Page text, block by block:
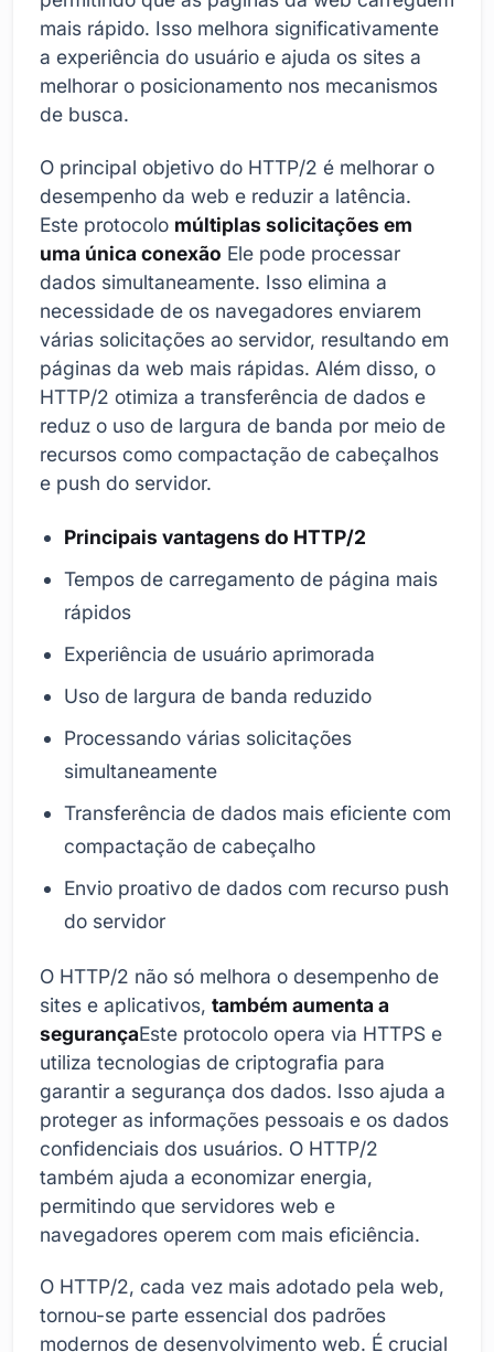
mais rápido. Isso melhora significativamente
a experiência do usuário e ajuda os sites a
melhorar o posicionamento nos mecanismos
de busca.
O principal objetivo do HTTP/2 é melhorar o
desempenho da web e reduzir a latência.
Este protocolo múltiplas solicitações em
uma única conexão Ele pode processar
dados simultaneamente. Isso elimina a
necessidade de os navegadores enviarem
várias solicitações ao servidor, resultando em
páginas da web mais rápidas. Além disso, o
HTTP/2 otimiza a transferência de dados e
reduz o uso de largura de banda por meio de
recursos como compactação de cabeçalhos
e push do servidor.
Principais vantagens do HTTP/2
Tempos de carregamento de página mais
rápidos
Experiência de usuário aprimorada
Uso de largura de banda reduzido
Processando várias solicitações
simultaneamente
Transferência de dados mais eficiente com
compactação de cabeçalho
Envio proativo de dados com recurso push
do servidor
O HTTP/2 não só melhora o desempenho de
sites e aplicativos, também aumenta a
segurançaEste protocolo opera via HTTPS e
utiliza tecnologias de criptografia para
garantir a segurança dos dados. Isso ajuda a
proteger as informações pessoais e os dados
confidenciais dos usuários. O HTTP/2
também ajuda a economizar energia,
permitindo que servidores web e
navegadores operem com mais eficiência.
O HTTP/2, cada vez mais adotado pela web,
tornou-se parte essencial dos padrões
modernos de desenvolvimento web. É crucial